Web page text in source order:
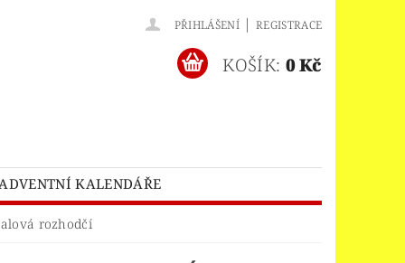
PŘIHLÁŠENÍ | REGISTRACE
KOŠÍK: 0 Kč
KALENDÁŘE
BATMAN MOVIE
rozhodčí